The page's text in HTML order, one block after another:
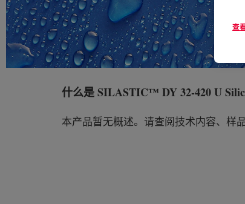
什么是SILASTIC™ DY 32-420 U
本产品暂无概述。请查阅技术内容、样
查